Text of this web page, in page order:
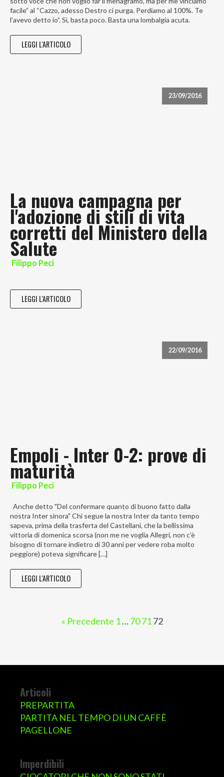
facile” al “Cazzo, adesso Destro ci purga. Perdiamo al 100%. Te
l’avevo detto io”. Sì, basta poco. Basta una lombalgia acuta.
LEGGI L'ARTICOLO
23/09/2016
La nuova campagna per
l'adozione di stili di vita
corretti del Ministero della
Salute
Filippo Peci
LEGGI L'ARTICOLO
22/09/2016
Empoli - Inter 0-2: prove di
maturità
Filippo Peci
Anche detto "Del confermare quanto di buono fatto dalla
nostra Inter sinora" Chi segue la nostra Inter da tanto tempo
sapeva, prima della trasferta del Castellani, che la bellissima
vittoria di domenica scorsa (non me ne voglia Allegri, non c’è
bisogno di tornare indietro di 30 anni per vedere roba molto
peggiore) poteva significare […]
LEGGI L'ARTICOLO
« Precedente 1 … 70 71 72
Articoli
PREPARTITA
PARTITA NEL TEMPO DI UN CAFFÈ
PAGELLONE
Imperdibili